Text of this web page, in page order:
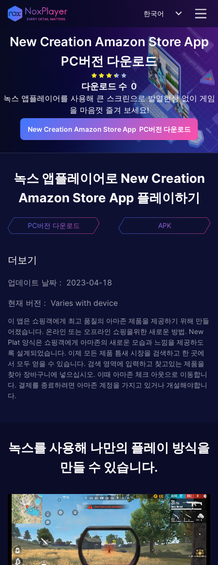
한국어
New Creation Amazon Store App
PC버전 다운로드
다운로드 수 0
녹스 앱플레이어를 사용해 큰 스크린으로 발열현상 없이 게임
을 마음껏 즐겨 보세요!
New Creation Amazon Store App  PC버전 다운로드
녹스 앱플레이어로 New Creation
Amazon Store App 플레이하기
PC버전 다운로드 APK
더보기
업데이트 날짜 : 2023-04-18
현재 버전 : Varies with device
이 앱은 쇼핑객에게 최고 품질의 아마존 제품을 제공하기 위해 만들
어졌습니다. 온라인 또는 오프라인 쇼핑을위한 새로운 방법. New
Plat 양식은 쇼핑객에게 아마존의 새로운 모습과 느낌을 제공하도
록 설계되었습니다. 이제 모든 제품 틈새 시장을 검색하고 한 곳에
서 모두 얻을 수 있습니다. 검색 영역에 입력하고 찾고있는 제품을
찾아 장바구니에 넣으십시오. 이때 아마존 체크 아웃으로 이동합니
다. 결제를 종료하려면 아마존 계정을 가지고 있거나 개설해야합니
다.
녹스를 사용해 나만의 플레이 방식을
만들 수 있습니다.